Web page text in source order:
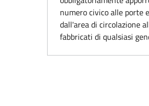
numero civico alle porte
dall'area di circolazione
fabbricati di qualsiasi